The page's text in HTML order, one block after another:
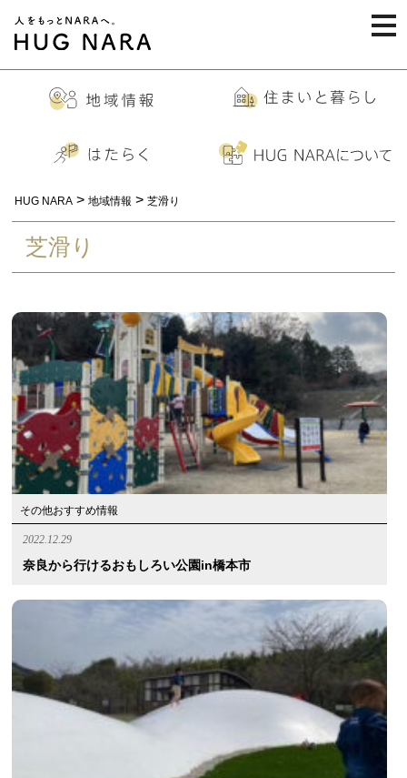
HUG NARA > 地域情報 > 芝滑り
芝滑り
その他おすすめ情報
2022.12.29
奈良から行けるおもしろい公園in橋本市